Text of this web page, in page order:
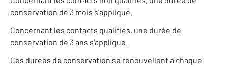
conservation de 3 mois s’applique.
Concernant les contacts qualifiés, une durée de
conservation de 3 ans s’applique.
Ces durées de conservation se renouvellent à chaque